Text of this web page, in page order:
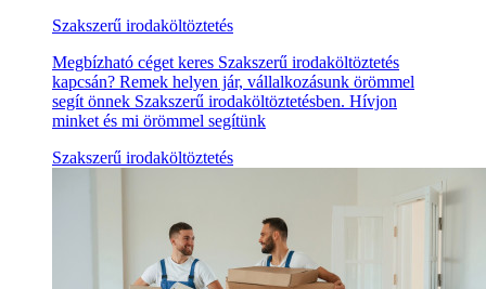
Szakszerű irodaköltöztetés
Megbízható céget keres Szakszerű irodaköltöztetés
kapcsán? Remek helyen jár, vállalkozásunk örömmel
segít önnek Szakszerű irodaköltöztetésben. Hívjon
minket és mi örömmel segítünk
Szakszerű irodaköltöztetés